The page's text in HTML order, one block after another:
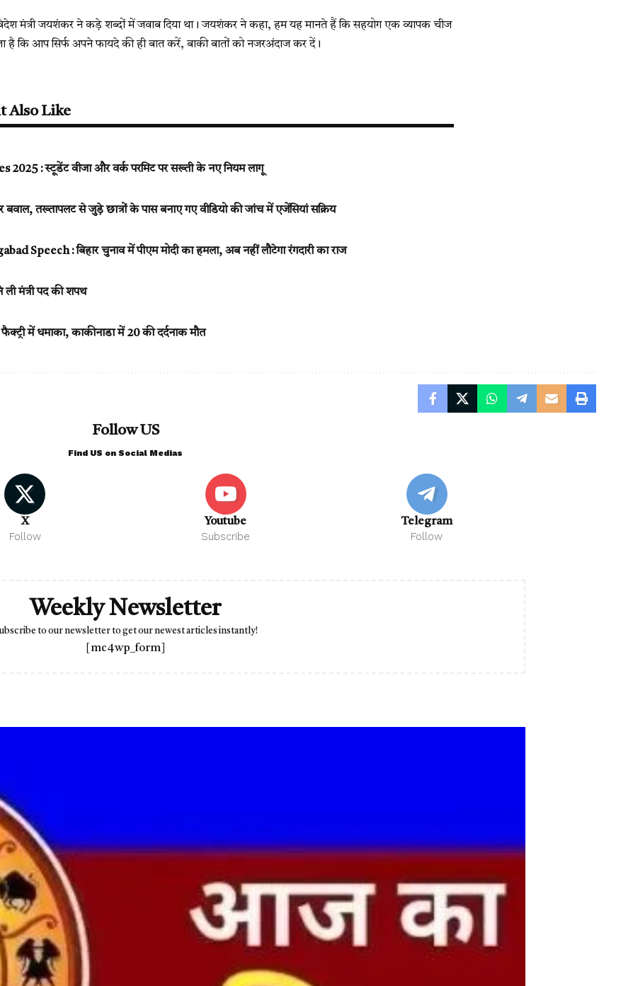
मंत्री जयशंकर ने कड़े शब्दों में जवाब दिया था। जयशंकर ने कहा, हम यह मानते हैं कि सहयोग एक व्यापक चीज
है कि आप सिर्फ अपने फायदे की ही बात करें, बाकी बातों को नजरअंदाज कर दें।
Also Like
2025 : स्टूडेंट वीजा और वर्क परमिट पर सख्ती के नए नियम लागू
बवाल, तख्तापलट से जुड़े छात्रों के पास बनाए गए वीडियो की जांच में एजेंसियां सक्रिय
Speech : बिहार चुनाव में पीएम मोदी का हमला, अब नहीं लौटेगा रंगदारी का राज
मंत्री पद की शपथ
फैक्ट्री में धमाका, काकीनाडा में 20 की दर्दनाक मौत
Follow US
Find US on Social Medias
X
Follow
Youtube
Subscribe
Telegram
Follow
Weekly Newsletter
to our newsletter to get our newest articles instantly!
[mc4wp_form]